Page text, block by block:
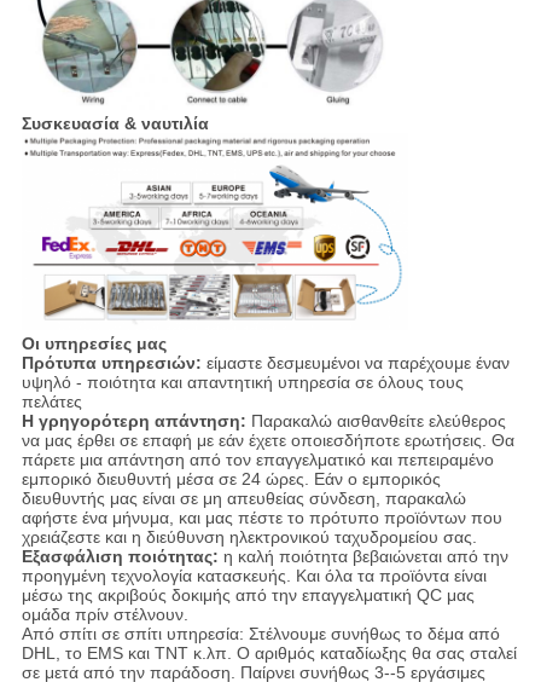
Συσκευασία & ναυτιλία
Οι υπηρεσίες μας
Πρότυπα υπηρεσιών: είμαστε δεσμευμένοι να παρέχουμε έναν
υψηλό - ποιότητα και απαντητική υπηρεσία σε όλους τους
πελάτες
Η γρηγορότερη απάντηση: Παρακαλώ αισθανθείτε ελεύθερος
να μας έρθει σε επαφή με εάν έχετε οποιεσδήποτε ερωτήσεις. Θα
πάρετε μια απάντηση από τον επαγγελματικό και πεπειραμένο
εμπορικό διευθυντή μέσα σε 24 ώρες. Εάν ο εμπορικός
διευθυντής μας είναι σε μη απευθείας σύνδεση, παρακαλώ
αφήστε ένα μήνυμα, και μας πέστε το πρότυπο προϊόντων που
χρειάζεστε και η διεύθυνση ηλεκτρονικού ταχυδρομείου σας.
Εξασφάλιση ποιότητας: η καλή ποιότητα βεβαιώνεται από την
προηγμένη τεχνολογία κατασκευής. Και όλα τα προϊόντα είναι
μέσω της ακριβούς δοκιμής από την επαγγελματική QC μας
ομάδα πρίν στέλνουν.
Από σπίτι σε σπίτι υπηρεσία: Στέλνουμε συνήθως το δέμα από
DHL, το EMS και TNT κ.λπ. Ο αριθμός καταδίωξης θα σας σταλεί
σε μετά από την παράδοση. Παίρνει συνήθως 3--5 εργάσιμες